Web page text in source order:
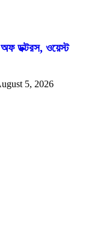
ডক্টরস, ওয়েস্ট
5, 2026